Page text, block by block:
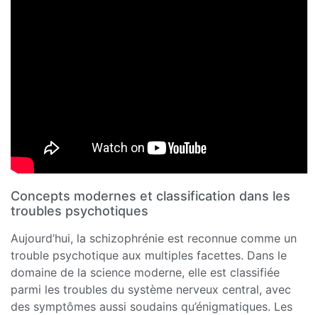
Concepts modernes et classification dans les
troubles psychotiques
Aujourd’hui, la schizophrénie est reconnue comme un
trouble psychotique aux multiples facettes. Dans le
domaine de la science moderne, elle est classifiée
parmi les troubles du système nerveux central, avec
des symptômes aussi soudains qu’énigmatiques. Les